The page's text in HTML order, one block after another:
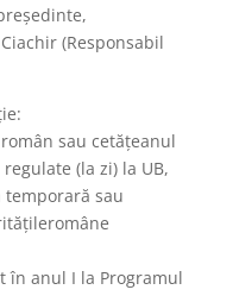
(Responsabil
sau cetățeanul
(la zi) la UB,
sau
în anul I la Programul